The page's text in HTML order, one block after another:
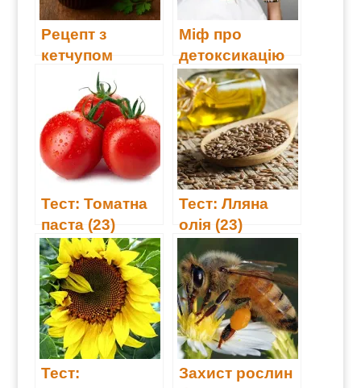
Рецепт з
кетчупом
Міф про
детоксикацію
Тест: Томатна
паста (23)
Тест: Лляна
олія (23)
Тест:
Захист рослин